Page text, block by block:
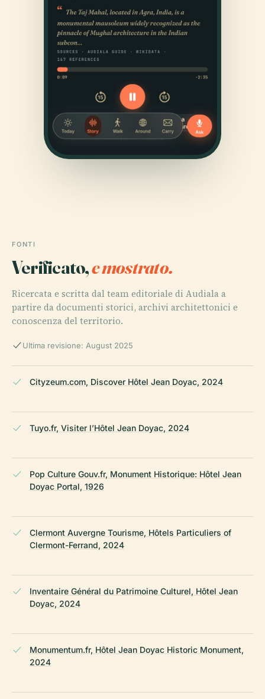
FONTI
Verificato,e mostrato.
Ricercata e scritta dal team editoriale di Audiala a
partire da documenti storici, archivi architettonici e
conoscenza del territorio.
Ultima revisione: August 2025
Cityzeum.com, Discover Hôtel Jean Doyac, 2024
Tuyo.fr, Visiter l’Hôtel Jean Doyac, 2024
Pop Culture Gouv.fr, Monument Historique: Hôtel Jean
Doyac Portal, 1926
Clermont Auvergne Tourisme, Hôtels Particuliers of
Clermont-Ferrand, 2024
Inventaire Général du Patrimoine Culturel, Hôtel Jean
Doyac, 2024
Monumentum.fr, Hôtel Jean Doyac Historic Monument,
2024